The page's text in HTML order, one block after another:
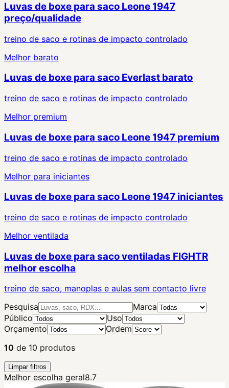
Luvas de boxe para saco Leone 1947
preço/qualidade
treino de saco e rotinas de impacto controlado
Melhor barato
Luvas de boxe para saco Everlast barato
treino de saco e rotinas de impacto controlado
Melhor premium
Luvas de boxe para saco Leone 1947 premium
treino de saco e rotinas de impacto controlado
Melhor para iniciantes
Luvas de boxe para saco Leone 1947 iniciantes
treino de saco e rotinas de impacto controlado
Melhor ventilada
Luvas de boxe para saco ventiladas FIGHTR
melhor escolha
treino de saco, manoplas e aulas sem contacto livre
Pesquisa
Marca
Público
Uso
Orçamento
Ordem
10 de 10 produtos
Limpar filtros
Melhor escolha geral8.7